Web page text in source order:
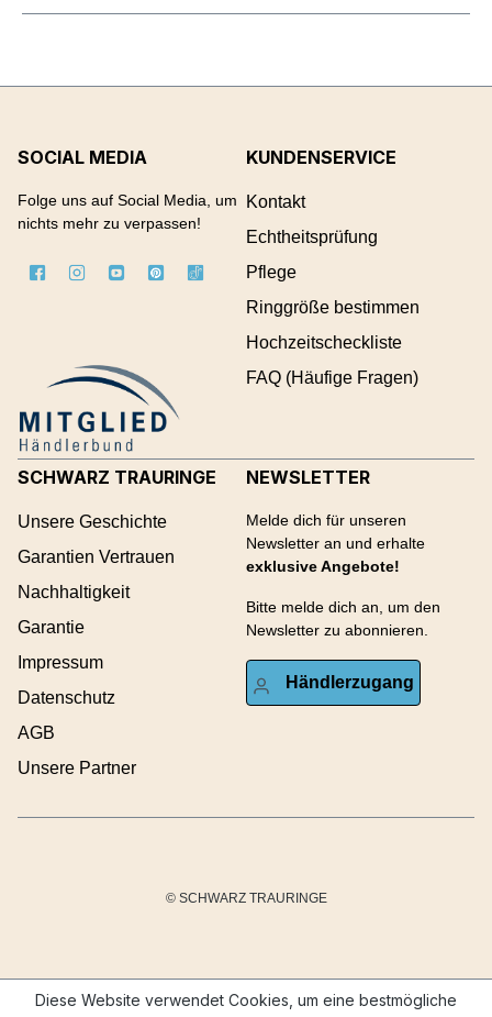
SOCIAL MEDIA
Folge uns auf Social Media, um
nichts mehr zu verpassen!
KUNDENSERVICE
Kontakt
Echtheitsprüfung
Pflege
Ringgröße bestimmen
Hochzeitscheckliste
FAQ (Häufige Fragen)
SCHWARZ TRAURINGE
Unsere Geschichte
Garantien Vertrauen
Nachhaltigkeit
Garantie
Impressum
Datenschutz
AGB
Unsere Partner
NEWSLETTER
Melde dich für unseren
Newsletter an und erhalte
exklusive Angebote!
Bitte melde dich an, um den
Newsletter zu abonnieren.
Händlerzugang
© SCHWARZ TRAURINGE
Diese Website verwendet Cookies, um eine bestmögliche